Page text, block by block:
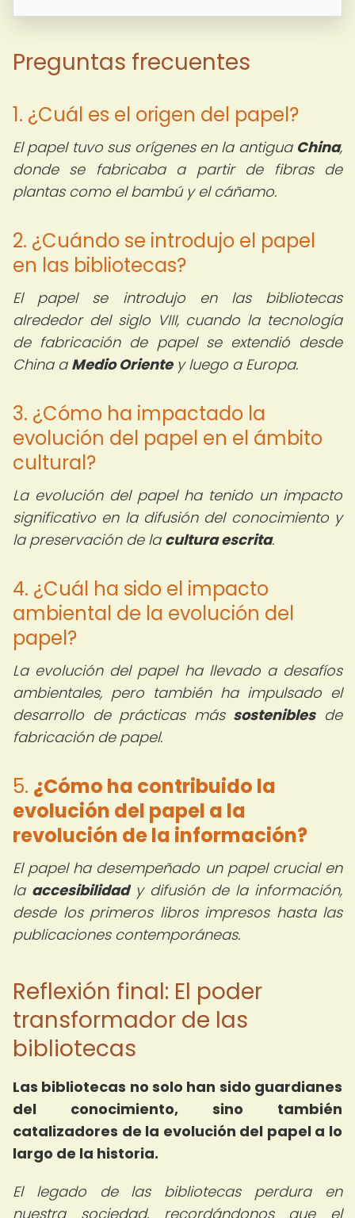
Preguntas frecuentes
1. ¿Cuál es el origen del papel?
El papel tuvo sus orígenes en la antigua China,
donde se fabricaba a partir de fibras de
plantas como el bambú y el cáñamo.
2. ¿Cuándo se introdujo el papel
en las bibliotecas?
El papel se introdujo en las bibliotecas
alrededor del siglo VIII, cuando la tecnología
de fabricación de papel se extendió desde
China a Medio Orientey luego a Europa.
3. ¿Cómo ha impactado la
evolución del papel en el ámbito
cultural?
La evolución del papel ha tenido un impacto
significativo en la difusión del conocimiento y
la preservación de la cultura escrita.
4. ¿Cuál ha sido el impacto
ambiental de la evolución del
papel?
La evolución del papel ha llevado a desafíos
ambientales, pero también ha impulsado el
desarrollo de prácticas más sosteniblesde
fabricación de papel.
5. ¿Cómo ha contribuido la
evolución del papel a la
revolución de la información?
El papel ha desempeñado un papel crucial en
la accesibilidady difusión de la información,
desde los primeros libros impresos hasta las
publicaciones contemporáneas.
Reflexión final: El poder
transformador de las
bibliotecas
Las bibliotecas no solo han sido guardianes
del conocimiento, sino también
catalizadores de la evolución del papel a lo
largo de la historia.
El legado de las bibliotecas perdura en
nuestra sociedad, recordándonos que el